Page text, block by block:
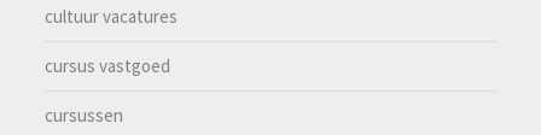
cultuur vacatures
cursus vastgoed
cursussen